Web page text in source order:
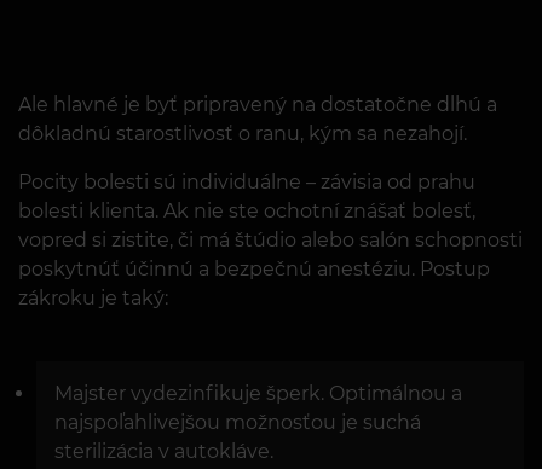
Ale hlavné je byť pripravený na dostatočne dlhú a
dôkladnú starostlivosť o ranu, kým sa nezahojí.
Pocity bolesti sú individuálne – závisia od prahu
bolesti klienta. Ak nie ste ochotní znášať bolesť,
vopred si zistite, či má štúdio alebo salón schopnosti
poskytnúť účinnú a bezpečnú anestéziu. Postup
zákroku je taký:
Majster vydezinfikuje šperk. Optimálnou a
najspoľahlivejšou možnosťou je suchá
sterilizácia v autokláve.